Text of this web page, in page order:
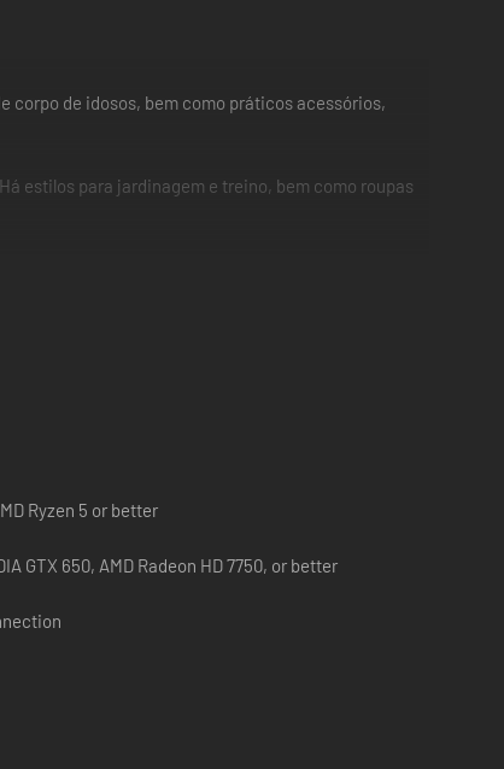
corpo de idosos, bem como práticos acessórios,
estilos para jardinagem e treino, bem como roupas
Ryzen 5 or better
GTX 650, AMD Radeon HD 7750, or better